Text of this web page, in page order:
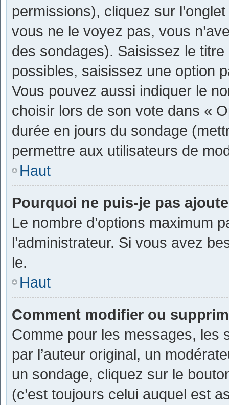
permissions), cliquez sur l’onglet
vous ne le voyez pas, vous
des sondages). Saisissez le
possibles, saisissez une option
Vous pouvez aussi indiquer le
choisir lors de son vote dans «
durée en jours du sondage
permettre aux utilisateurs de
Haut
Pourquoi ne puis-je pas
Le nombre d’options maximum
l’administrateur. Si vous avez
le.
Haut
Comment modifier ou
Comme pour les messages, les
par l’auteur original, un
un sondage, cliquez sur le
(c’est toujours celui auquel est